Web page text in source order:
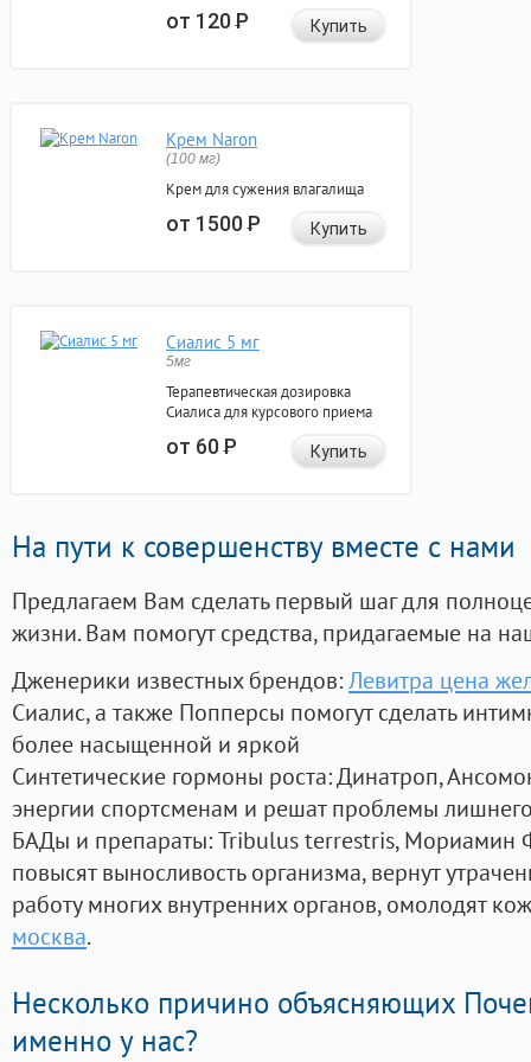
от 120Р Купить
Крем Naron
(100 мг)
Крем для сужения влагалища
от 1500Р Купить
Сиалис 5 мг
5мг
Терапевтическая дозировка
Сиалиса для курсового приема
от 60Р Купить
На пути к совершенству вместе с нами
Предлагаем Вам сделать первый шаг для
жизни. Вам помогут средства, придагаемые на
Дженерики известных брендов:Левитра цена
Сиалис, а также Попперсы помогут сделать
более насыщенной и яркой
Синтетические гормоны роста: Динатроп,
энергии спортсменам и решат проблемы
БАДы и препараты:Tribulus terrestris, Мориамин
повысят выносливость организма, вернут
работу многих внутренних органов, омолодят
москва.
Несколько причино объясняющих
именно у нас?